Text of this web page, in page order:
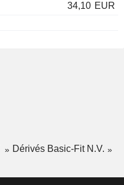
34,10 EUR
Dérivés Basic-Fit N.V.